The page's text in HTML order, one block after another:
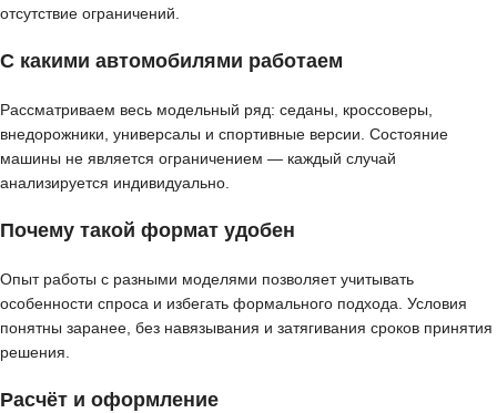
отсутствие ограничений.
С какими автомобилями работаем
Рассматриваем весь модельный ряд: седаны, кроссоверы,
внедорожники, универсалы и спортивные версии. Состояние
машины не является ограничением — каждый случай
анализируется индивидуально.
Почему такой формат удобен
Опыт работы с разными моделями позволяет учитывать
особенности спроса и избегать формального подхода. Условия
понятны заранее, без навязывания и затягивания сроков принятия
решения.
Расчёт и оформление